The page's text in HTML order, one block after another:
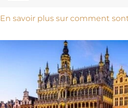
En savoir plus sur comment